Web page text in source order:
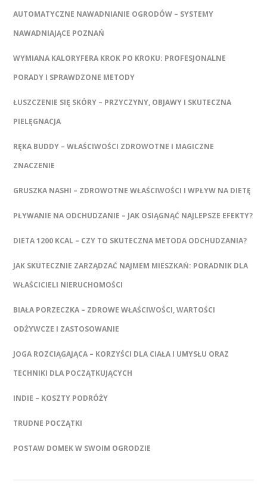
AUTOMATYCZNE NAWADNIANIE OGRODÓW – SYSTEMY
NAWADNIAJĄCE POZNAŃ
WYMIANA KALORYFERA KROK PO KROKU: PROFESJONALNE
PORADY I SPRAWDZONE METODY
ŁUSZCZENIE SIĘ SKÓRY – PRZYCZYNY, OBJAWY I SKUTECZNA
PIELĘGNACJA
RĘKA BUDDY – WŁAŚCIWOŚCI ZDROWOTNE I MAGICZNE
ZNACZENIE
GRUSZKA NASHI – ZDROWOTNE WŁAŚCIWOŚCI I WPŁYW NA DIETĘ
PŁYWANIE NA ODCHUDZANIE – JAK OSIĄGNĄĆ NAJLEPSZE EFEKTY?
DIETA 1200 KCAL – CZY TO SKUTECZNA METODA ODCHUDZANIA?
JAK SKUTECZNIE ZARZĄDZAĆ NAJMEM MIESZKAŃ: PORADNIK DLA
WŁAŚCICIELI NIERUCHOMOŚCI
BIAŁA PORZECZKA – ZDROWE WŁAŚCIWOŚCI, WARTOŚCI
ODŻYWCZE I ZASTOSOWANIE
JOGA ROZCIĄGAJĄCA – KORZYŚCI DLA CIAŁA I UMYSŁU ORAZ
TECHNIKI DLA POCZĄTKUJĄCYCH
INDIE – KOSZTY PODRÓŻY
TRUDNE POCZĄTKI
POSTAW DOMEK W SWOIM OGRODZIE